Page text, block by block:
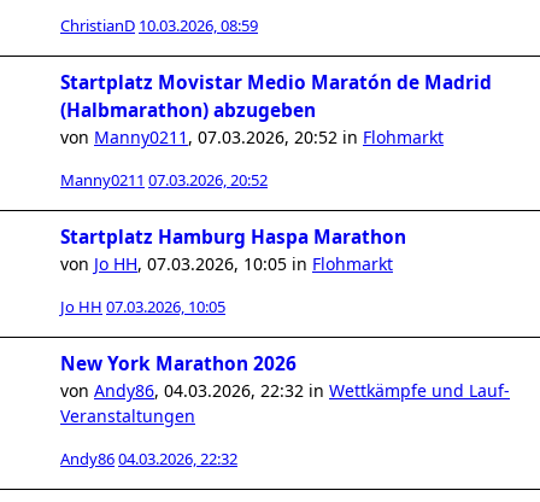
ChristianD 10.03.2026, 08:59
Startplatz Movistar Medio Maratón de Madrid
(Halbmarathon) abzugeben
von Manny0211 , 07.03.2026, 20:52 in Flohmarkt
Manny0211 07.03.2026, 20:52
Startplatz Hamburg Haspa Marathon
von Jo HH, 07.03.2026, 10:05 in Flohmarkt
Jo HH 07.03.2026, 10:05
New York Marathon 2026
von Andy86, 04.03.2026, 22:32 in Wettkämpfe und Lauf-
Veranstaltungen
Andy8604.03.2026, 22:32